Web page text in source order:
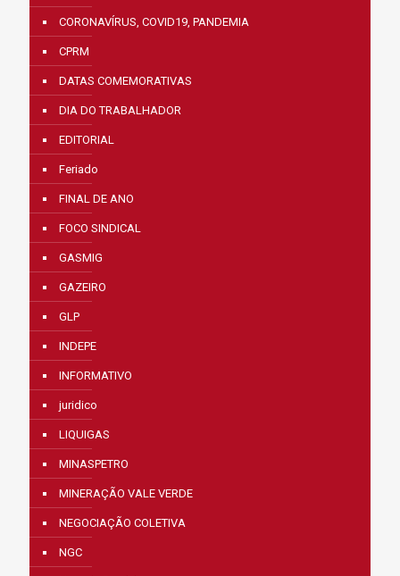
CORONAVÍRUS, COVID19, PANDEMIA
CPRM
DATAS COMEMORATIVAS
DIA DO TRABALHADOR
EDITORIAL
Feriado
FINAL DE ANO
FOCO SINDICAL
GASMIG
GAZEIRO
GLP
INDEPE
INFORMATIVO
juridico
LIQUIGAS
MINASPETRO
MINERAÇÃO VALE VERDE
NEGOCIAÇÃO COLETIVA
NGC